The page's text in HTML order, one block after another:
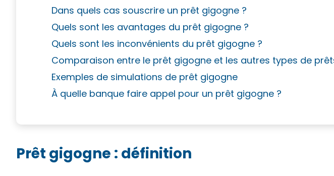
Dans quels cas souscrire un prêt gigogne ?
Quels sont les avantages du prêt gigogne ?
Quels sont les inconvénients du prêt gigogne ?
Comparaison entre le prêt gigogne et les autres types de
Exemples de simulations de prêt gigogne
À quelle banque faire appel pour un prêt gigogne ?
Prêt gigogne : définition